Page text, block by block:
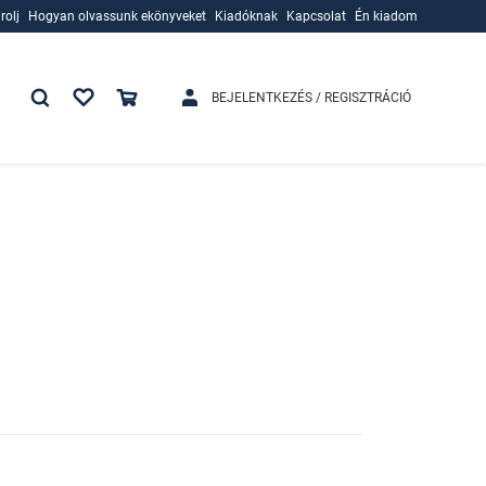
Hogyan olvassunk ekönyveket
Kiadóknak
Kapcsolat Én kiadom
BEJELENTKEZÉS / REGISZTRÁCIÓ